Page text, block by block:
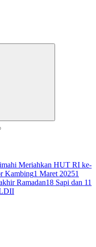
Meriahkan HUT RI ke-
Kambing1 Maret 20251
Ramadan18 Sapi dan 11